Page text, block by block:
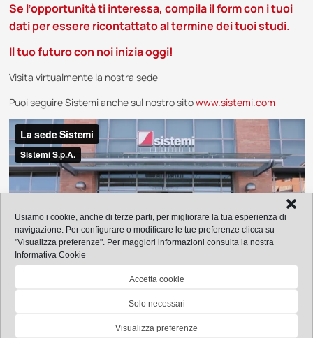
Usiamo i cookie, anche di terze parti, per migliorare la tua esperienza di
navigazione. Per configurare o modificare le tue preferenze clicca su
"Visualizza preferenze". Per maggiori informazioni consulta la nostra
Informativa Cookie
Accetta cookie
Solo necessari
Visualizza preferenze
Se l’opportunità ti interessa, compila il form con i tuoi
dati per essere ricontattato al termine dei tuoi studi.
Il tuo futuro con noi inizia oggi!
Visita virtualmente la nostra sede
Puoi seguire Sistemi anche sul nostro sitowww.sistemi.com
011.40.19.111 - marketing@sistemi.com